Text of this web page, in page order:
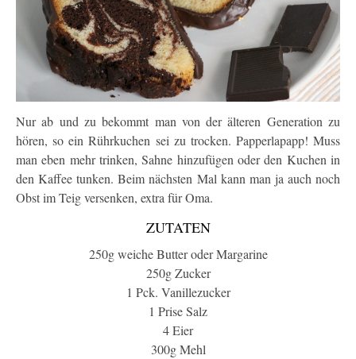
Nur ab und zu bekommt man von der älteren Generation zu
hören, so ein Rührkuchen sei zu trocken. Papperlapapp! Muss
man eben mehr trinken, Sahne hinzufügen oder den Kuchen in
den Kaffee tunken. Beim nächsten Mal kann man ja auch noch
Obst im Teig versenken, extra für Oma.
ZUTATEN
250g weiche Butter oder Margarine
250g Zucker
1 Pck. Vanillezucker
1 Prise Salz
4 Eier
300g Mehl